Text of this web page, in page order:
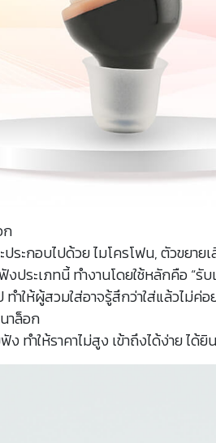
ก
ระกอบไปด้วย ไมโครโฟน, ตัวขยาย
ประเภทนี้ ทำงานโดยใช้หลักคือ “รั
ำให้ผู้สวมใส่อาจรู้สึกว่าใส่แล้วไม่ค่อ
าล็อก
ง ทำให้ราคาไม่สูง เข้าถึงได้ง่าย ไ